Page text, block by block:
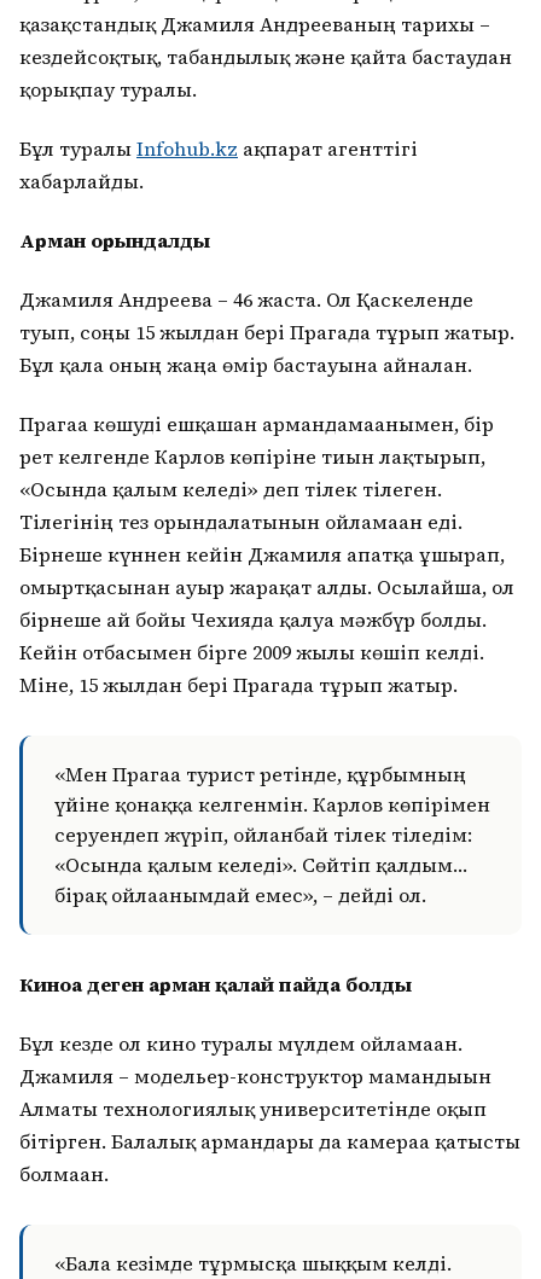
қазақстандық Джамиля Андрееваның тарихы –
кездейсоқтық, табандылық және қайта бастаудан
қорықпау туралы.
Бұл туралыInfohub.kz ақпарат агенттігі
хабарлайды.
Арман орындалды
Джамиля Андреева – 46 жаста. Ол Қаскеленде
туып, соңғы 15 жылдан бері Прагада тұрып жатыр.
Бұл қала оның жаңа өмір бастауына айналған.
Прагаға көшуді ешқашан армандамағанымен, бір
рет келгенде Карлов көпіріне тиын лақтырып,
«Осында қалғым келеді» деп тілек тілеген.
Тілегінің тез орындалатынын ойламаған еді.
Бірнеше күннен кейін Джамиля апатқа ұшырап,
омыртқасынан ауыр жарақат алды. Осылайша, ол
бірнеше ай бойы Чехияда қалуға мәжбүр болды.
Кейін отбасымен бірге 2009 жылы көшіп келді.
Міне, 15 жылдан бері Прагада тұрып жатыр.
«Мен Прагаға турист ретінде, құрбымның
үйіне қонаққа келгенмін. Карлов көпірімен
серуендеп жүріп, ойланбай тілек тіледім:
«Осында қалғым келеді». Сөйтіп қалдым…
бірақ ойлағанымдай емес», – дейді ол.
Киноға деген арман қалай пайда болды
Бұл кезде ол кино туралы мүлдем ойламаған.
Джамиля – модельер-конструктор мамандығын
Алматы технологиялық университетінде оқып
бітірген. Балалық армандары да камераға қатысты
болмаған.
«Бала кезімде тұрмысқа шыққым келді.